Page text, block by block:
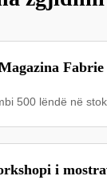
Fabrie
500 lëndë në stok
i